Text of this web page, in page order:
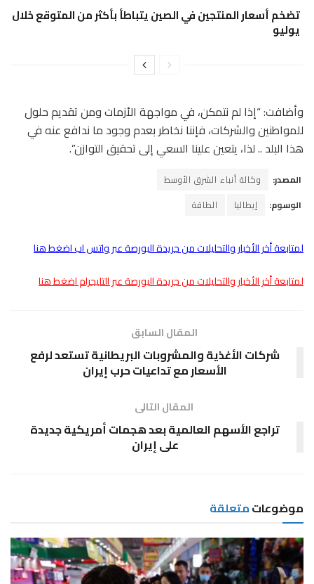
تضخم أسعار المنتجين في الصين يتباطأ بأكثر من المتوقع خلال
يوليو
وأضافت: “إذا لم نتمكن، في مواجهة الأزمات ومن تقديم حلول
للمواطنين والشركات، فإننا نخاطر بعدم وجود ما ندافع عنه في
هذا البلد .. لذا، يتعين علينا السعي إلى تحقيق التوازن”.
المصدر:
وكالة أنباء الشرق الأوسط
الوسوم:
إيطاليا الطاقة
لمتابعة أخر الأخبار والتحليلات من جريدة البورصة عبر واتس اب اضغط هنا
لمتابعة أخر الأخبار والتحليلات من جريدة البورصة عبر التليجرام اضغط هنا
المقال السابق
شركات الأغذية والمشروبات البريطانية تستعد لرفع
الأسعار مع تداعيات حرب إيران
المقال التالى
تراجع الأسهم العالمية بعد هجمات أمريكية جديدة
على إيران
موضوعاتمتعلقة